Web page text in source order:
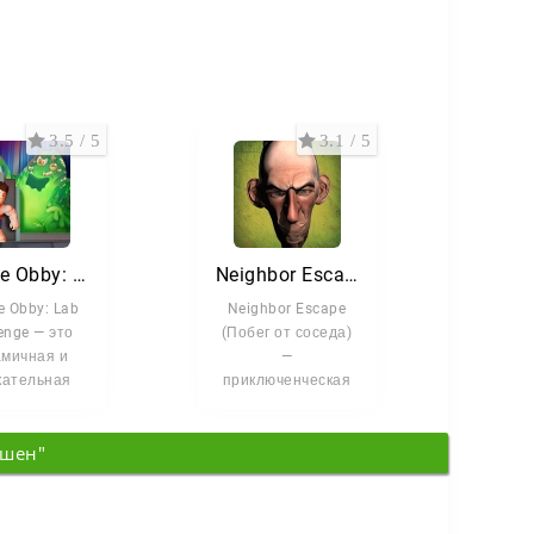
Escape Obby: Lab Challenge
Obby: Lab
— это
и
3.5 / 5
Neighbor Escape
Neighbor Escape
(Побег от соседа)
—
приключенческая
3.1 / 5